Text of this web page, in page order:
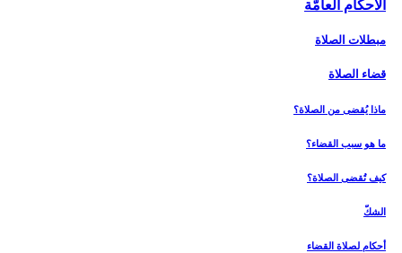
الأحكام العامّة
مبطلات الصلاة
قضاء الصلاة
ماذا يُقضى من الصلاة؟
ما هو سبب القضاء؟
كيف تُقضى الصلاة؟
الشكّ
أحكام لصلاة القضاء